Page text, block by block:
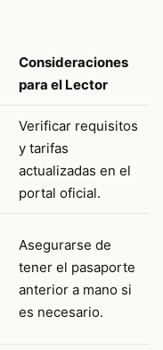
Consideraciones
para el Lector
Verificar requisitos
y tarifas
actualizadas en el
portal oficial.
Asegurarse de
tener el pasaporte
anterior a mano si
es necesario.